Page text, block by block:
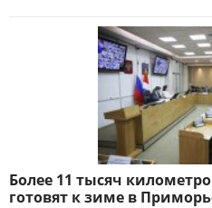
Более 11 тысяч
готовят к зиме в